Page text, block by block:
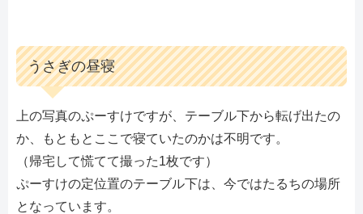
うさぎの昼寝
上の写真のぷーすけですが、テーブル下から転げ出たの
か、もともとここで寝ていたのかは不明です。
（帰宅して慌てて撮った1枚です）
ぷーすけの定位置のテーブル下は、今ではたるちの場所
となっています。